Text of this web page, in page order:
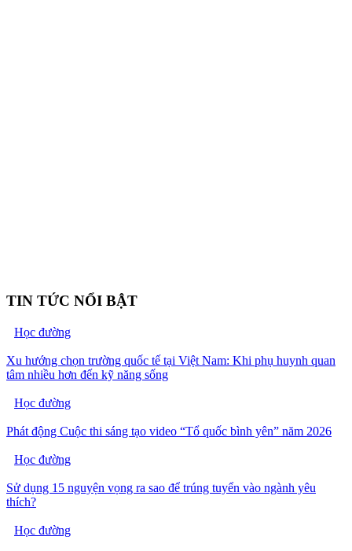
TIN TỨC NỔI BẬT
Học đường
Xu hướng chọn trường quốc tế tại Việt Nam: Khi phụ huynh quan
tâm nhiều hơn đến kỹ năng sống
Học đường
Phát động Cuộc thi sáng tạo video “Tổ quốc bình yên” năm 2026
Học đường
Sử dụng 15 nguyện vọng ra sao để trúng tuyển vào ngành yêu
thích?
Học đường